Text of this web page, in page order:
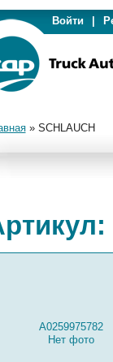
Войти
» SCHLAUCH
A0259975782
Нет фото